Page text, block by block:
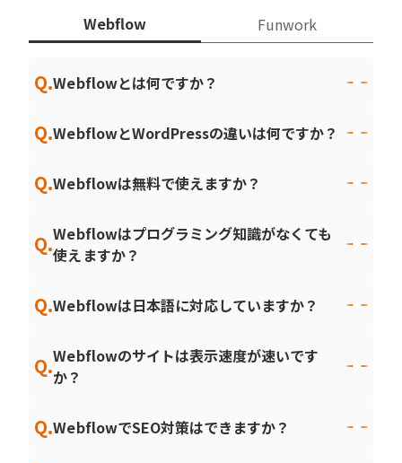
Webflow Funwork
Q.Webflowとは何ですか？
Q.WebflowとWordPressの違いは何ですか？
Q.Webflowは無料で使えますか？
Q.Webflowはプログラミング知識がなくても
使えますか？
Q.Webflowは日本語に対応していますか？
Q.Webflowのサイトは表示速度が速いです
か？
Q.WebflowでSEO対策はできますか？